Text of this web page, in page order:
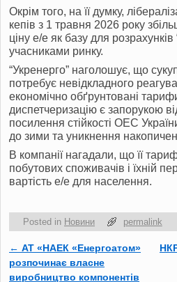
Окрім того, на її думку,
кепів з 1 травня 2026 року
ціну е/е як базу для
учасниками ринку.
“Укренерго” наголошує, що
потребує невідкладного
економічно обґрунтовані
диспетчеризацію є запорукою
посилення стійкості ОЕС
до зими та уникнення
В компанії нагадали, що її
побутових споживачів і їхній
вартість е/е для населення.
Posted in Новини permalink
Post navigation
← АТ «НАЕК «Енергоатом»
розпочинає власне
виробництво компонентів